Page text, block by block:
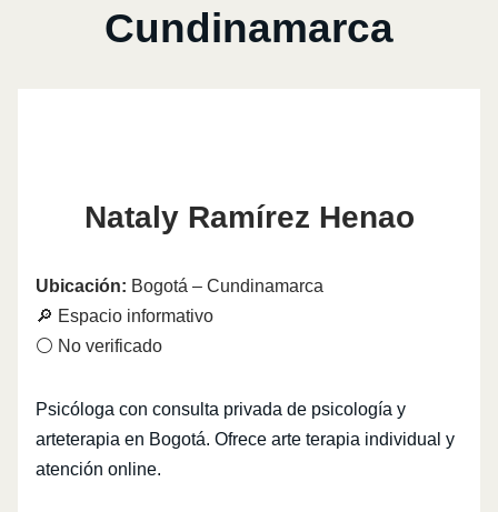
Cundinamarca
Nataly Ramírez Henao
Ubicación: Bogotá – Cundinamarca
🔎 Espacio informativo
⚪ No verificado
Psicóloga con consulta privada de psicología y
arteterapia en Bogotá. Ofrece arte terapia individual y
atención online.